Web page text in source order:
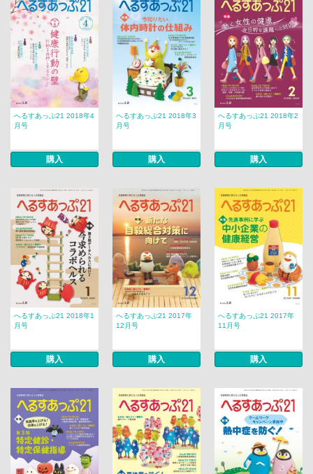
へるすあっぷ21 2018年4
月号
購入
へるすあっぷ21 2018年3
月号
購入
へるすあっぷ21 2018年2
月号
購入
へるすあっぷ21 2018年1
月号
購入
へるすあっぷ21 2017年
12月号
購入
へるすあっぷ21 2017年
11月号
購入